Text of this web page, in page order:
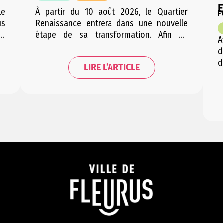
À partir du 10 août 2026, le Quartier
Renaissance entrera dans une nouvelle
étape de sa transformation. Afin de
condensée et d’engendrer le moins
d’embarras possible pour les riverains,
cette étape sera répartie en plusieurs
LIRE L’ARTICLE